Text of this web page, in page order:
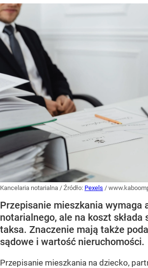
Kancelaria notarialna / Źródło: Pexels /
Przepisanie mieszkania wymaga
notarialnego, ale na koszt składa
taksa. Znaczenie mają także
sądowe i wartość nieruchomości.
Przepisanie mieszkania na dziecko,